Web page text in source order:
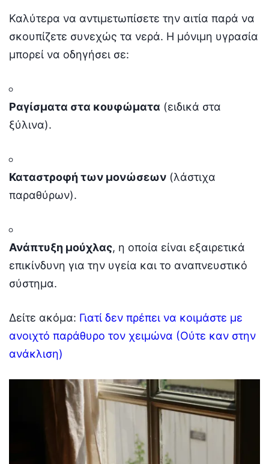
Καλύτερα να αντιμετωπίσετε την αιτία παρά να
σκουπίζετε συνεχώς τα νερά. Η μόνιμη υγρασία
μπορεί να οδηγήσει σε:
Ραγίσματα στα κουφώματα (ειδικά στα
ξύλινα).
Καταστροφή των μονώσεων (λάστιχα
παραθύρων).
Ανάπτυξη μούχλας, η οποία είναι εξαιρετικά
επικίνδυνη για την υγεία και το αναπνευστικό
σύστημα.
Δείτε ακόμα: Γιατί δεν πρέπει να κοιμάστε με
ανοιχτό παράθυρο τον χειμώνα (Ούτε καν στην
ανάκλιση)